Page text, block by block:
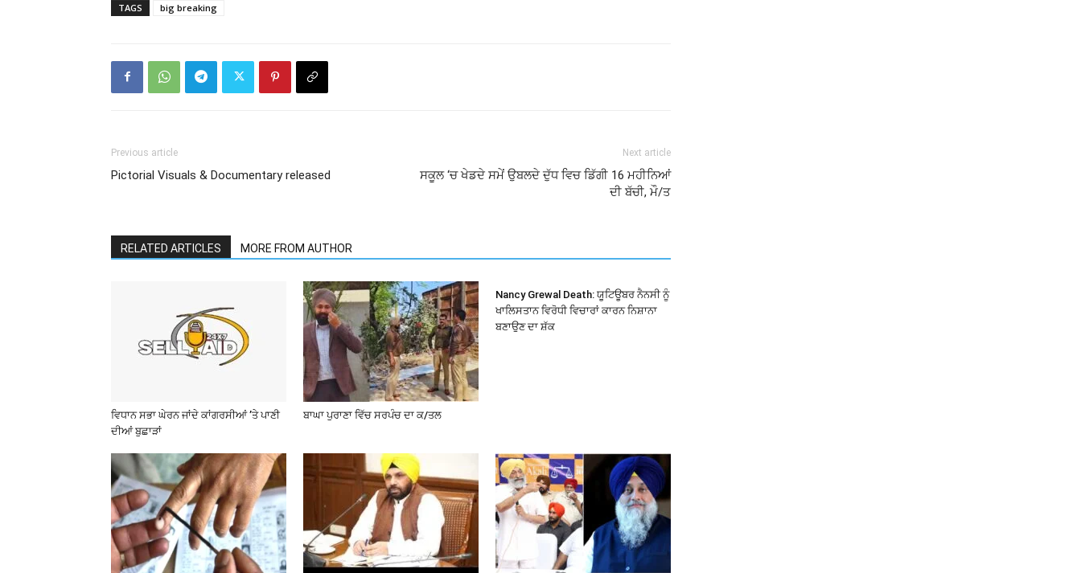
TAGS big breaking
Previous article
Pictorial Visuals & Documentary released
Next article
ਸਕੂਲ ‘ਚ ਖੇਡਦੇ ਸਮੇਂ ਉਬਲਦੇ ਦੁੱਧ ਵਿਚ ਡਿੱਗੀ 16 ਮਹੀਨਿਆਂ
ਦੀ ਬੱਚੀ, ਮੌ/ਤ
RELATED ARTICLES MORE FROM AUTHOR
ਵਿਧਾਨ ਸਭਾ ਘੇਰਨ ਜਾਂਦੇ ਕਾਂਗਰਸੀਆਂ ’ਤੇ ਪਾਣੀ
ਦੀਆਂ ਬੁਛਾੜਾਂ
ਬਾਘਾ ਪੁਰਾਣਾ ਵਿੱਚ ਸਰਪੰਚ ਦਾ ਕ/ਤਲ
Nancy Grewal Death: ਯੂਟਿਊਬਰ ਨੈਨਸੀ ਨੂੰ
ਖਾਲਿਸਤਾਨ ਵਿਰੋਧੀ ਵਿਚਾਰਾਂ ਕਾਰਨ ਨਿਸ਼ਾਨਾ
ਬਣਾਉਣ ਦਾ ਸ਼ੱਕ